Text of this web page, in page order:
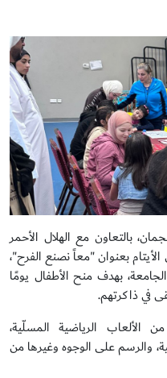
بالتعاون مع الهلال الأحمر
بعنوان "معاً نصنع الفرح"،
بهدف منح الأطفال يومًا
في ذاكرتهم.
الألعاب الرياضية المسلّية،
والرسم على الوجوه وغيرها من